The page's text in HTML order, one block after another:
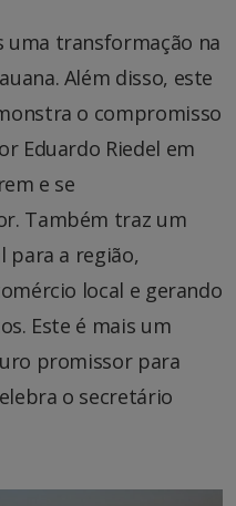
uma transformação na
Além disso, este
o compromisso
Eduardo Riedel em
e se
Também traz um
para a região,
local e gerando
Este é mais um
promissor para
o secretário